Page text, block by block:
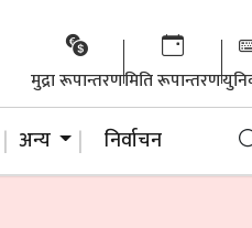
मुद्रा रूपान्तरणमिति रूपान्तरण
अन्य निर्वाचन